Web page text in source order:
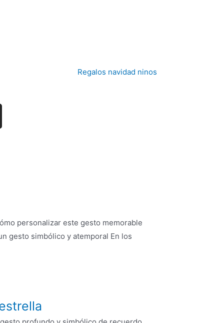
Regalos navidad ninos
personalizar este gesto memorable
gesto simbólico y atemporal En los